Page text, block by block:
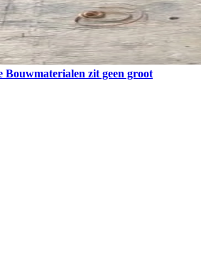
Bouwmaterialen zit geen groot